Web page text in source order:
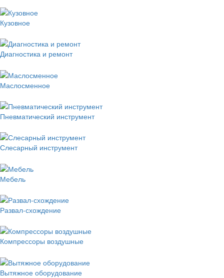
Кузовное
Диагностика и ремонт
Маслосменное
Пневматический инструмент
Слесарный инструмент
Мебель
Развал-схождение
Компрессоры воздушные
Вытяжное оборудование